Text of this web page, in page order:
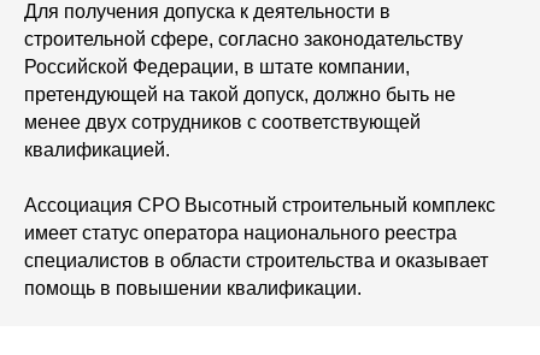
Для получения допуска к деятельности в
строительной сфере, согласно законодательству
Российской Федерации, в штате компании,
претендующей на такой допуск, должно быть не
менее двух сотрудников с соответствующей
квалификацией.
Ассоциация СРО Высотный строительный комплекс
имеет статус оператора национального реестра
специалистов в области строительства и оказывает
помощь в повышении квалификации.